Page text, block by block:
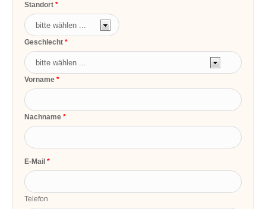
Standort
Geschlecht
Vorname
Nachname
E-Mail
Telefon